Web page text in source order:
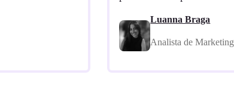
Luanna Braga
Analista de Marketing